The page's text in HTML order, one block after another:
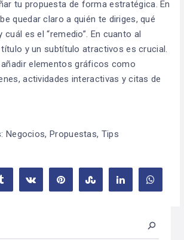
tu propuesta de forma estratégica. En
quedar claro a quién te diriges, qué
cuál es el “remedio”. En cuanto al
y un subtítulo atractivos es crucial.
elementos gráficos como
actividades interactivas y citas de
Negocios, Propuestas, Tips